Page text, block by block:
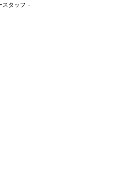
ら…」
スタッフ